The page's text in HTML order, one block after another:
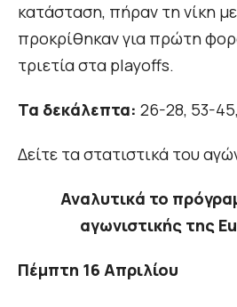
κατάσταση, πήραν τη νίκη
προκρίθηκαν για πρώτη
τριετία στα playoffs.
Τα δεκάλεπτα: 26-28, 53-
Δείτε τα στατιστικά του
Αναλυτικά το
αγωνιστικής της
Πέμπτη 16 Απριλίου